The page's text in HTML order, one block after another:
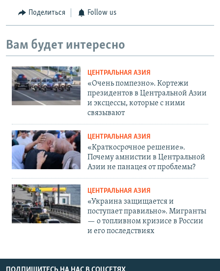
Поделиться Follow us
Вам будет интересно
ЦЕНТРАЛЬНАЯ АЗИЯ
«Очень помпезно». Кортежи
президентов в Центральной Азии
и эксцессы, которые с ними
связывают
ЦЕНТРАЛЬНАЯ АЗИЯ
«Краткосрочное решение».
Почему амнистии в Центральной
Азии не панацея от проблемы?
ЦЕНТРАЛЬНАЯ АЗИЯ
«Украина защищается и
поступает правильно». Мигранты
— о топливном кризисе в России
и его последствиях